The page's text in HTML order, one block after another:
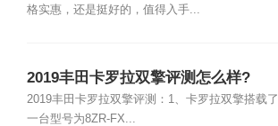
格实惠，还是挺好的，值得入手...
2019丰田卡罗拉双擎评测怎么样?
2019丰田卡罗拉双擎评测：1、卡罗拉双擎搭载了
一台型号为8ZR-FX...